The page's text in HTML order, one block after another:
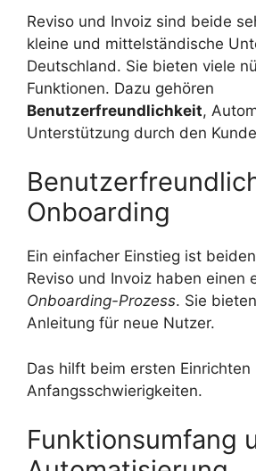
Reviso und Invoiz sind beide
kleine und mittelständische
Deutschland. Sie bieten viele
Funktionen. Dazu gehören
Benutzerfreundlichkeit,
Unterstützung durch den
Onboarding
Ein einfacher Einstieg ist
Reviso und Invoiz haben einen
Onboarding-Prozess. Sie
Anleitung für neue Nutzer.
Das hilft beim ersten
Anfangsschwierigkeiten.
Funktionsumfang